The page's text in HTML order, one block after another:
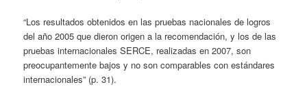
“Los resultados obtenidos en las pruebas nacionales de logros
del año 2005 que dieron origen a la recomendación, y los de las
pruebas internacionales SERCE, realizadas en 2007, son
preocupantemente bajos y no son comparables con estándares
internacionales” (p. 31).